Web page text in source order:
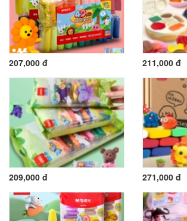
207,000 đ 211,000 đ
209,000 đ 271,000 đ